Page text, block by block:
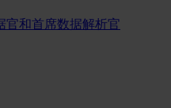
官和首席数据解析官